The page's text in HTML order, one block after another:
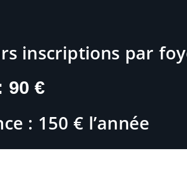
inscriptions par
90 €
: 150 € l’année